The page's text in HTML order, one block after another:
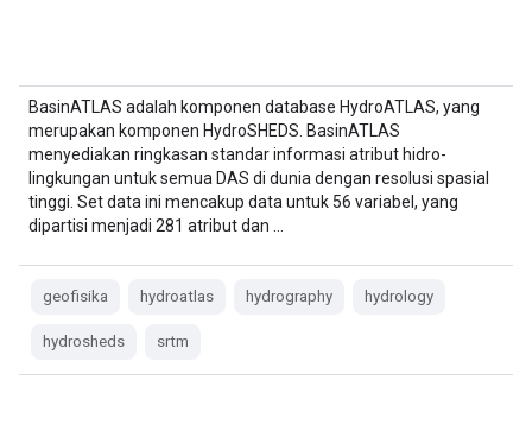
BasinATLAS adalah komponen database HydroATLAS, yang
merupakan komponen HydroSHEDS. BasinATLAS
menyediakan ringkasan standar informasi atribut hidro-
lingkungan untuk semua DAS di dunia dengan resolusi spasial
tinggi. Set data ini mencakup data untuk 56 variabel, yang
dipartisi menjadi 281 atribut dan …
geofisika hydroatlas hydrography hydrology
hydrosheds srtm